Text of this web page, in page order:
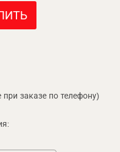
заказе по телефону)